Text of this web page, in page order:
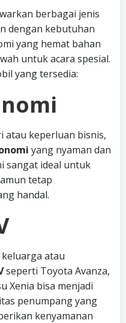
berbagai jenis
dengan kebutuhan
yang hemat bahan
untuk acara spesial.
yang tersedia:
atau keperluan bisnis,
yang nyaman dan
sangat ideal untuk
tetap
handal.
atau
seperti Toyota Avanza,
Xenia bisa menjadi
penumpang yang
kenyamanan